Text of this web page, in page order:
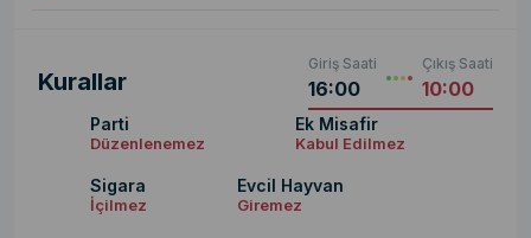
Kurallar
Giriş Saati
16:00
Çıkış Saati
10:00
Parti
Düzenlenemez
Ek Misafir
Kabul Edilmez
Sigara
İçilmez
Evcil Hayvan
Giremez